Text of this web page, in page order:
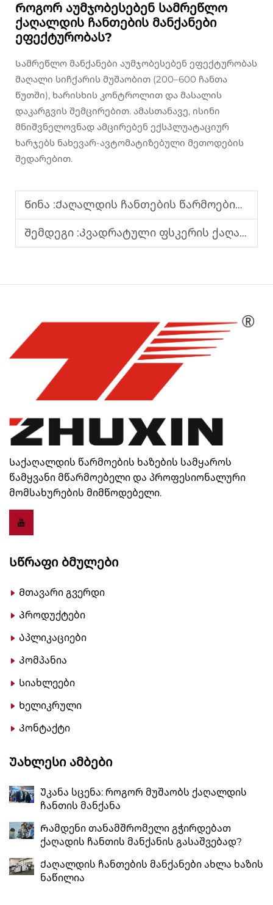
Როგორ აუმჯობესებენ სამრეწლო
ქაღალდის ჩანთების მანქანები
ეფექტურობას?
Სამრეწლო მანქანები აუმჯობესებენ ეფექტურობას
მაღალი სიჩქარის მუშაობით (200–600 ჩანთა
წუთში), ხარისხის კონტროლით და მასალის
დაკარგვის შემცირებით. ამასთანავე, ისინი
მნიშვნელოვნად ამცირებენ ექსპლუატაციურ
ხარჯებს ნახევარ-ავტომატიზებული მეთოდების
შედარებით.
Წინა :Ქაღალდის ჩანთების წარმოების მანქანა კრაფტ და შელევებული ქაღალდის ჩანთებისთვის
Შემდეგი :Კვადრატული ფსკერის ქაღალდის ჩანთების წარმოების მანქანა ერთჯერადი ფორმირების პროცესით
Საქაღალდის წარმოების ხაზების სამყაროს
წამყვანი მწარმოებელი და პროფესიონალური
მომსახურების მიმწოდებელი.
Სწრაფი Ბმულები
Მთავარი გვერდი
Პროდუქტები
Აპლიკაციები
Კომპანია
Სიახლეები
Ხელიკრული
Კონტაქტი
Უახლესი Ამბები
Უკანა სცენა: როგორ მუშაობს ქაღალდის
ჩანთის მანქანა
Რამდენი თანამშრომელი გჭირდებათ
ქაღადის ჩანთის მანქანის გასაშვებად?
Ქაღალდის ჩანთების მანქანები ახლა ხაზის
ნაწილია